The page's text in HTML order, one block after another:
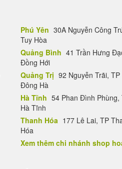
Phú Yên 30A Nguyễn Công
Tuy Hòa
Quảng Bình 41 Trần Hưng
Đồng Hới
Quảng Trị 92 Nguyễn Trãi, TP
Đông Hà
Hà Tĩnh 54 Phan Đình Phùng,
Hà Tĩnh
Thanh Hóa 177 Lê Lai, TP
Hóa
Xem thêm chi nhánh shop